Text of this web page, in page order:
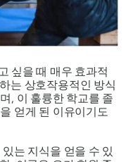
싶을 때 매우 효과적
는 상호작용적인 방식
, 이 훌륭한 학교를 졸
얻게 된 이유이기도
는 지식을 얻을 수 있